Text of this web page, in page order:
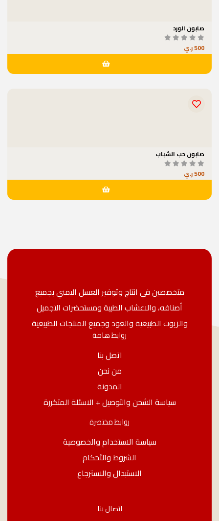
صابون الورد
500 ر.ي
صابون حب الشباب
500 ر.ي
متخصصين في انتاج وتوفير العسل اليمني بجميع
أصنافه، والاعشاب الطبية ومستحضرات التجميل
والزيوت الطبيعية والعود وجميع المنتجات الطبيعية
روابط هامة
اتصل بنا
من نحن
المدونة
سياسة الشحن والتوصيل + الاسئلة المتكررة
روابط مختصرة
سياسة الاستخدام والخصوصية
الشروط والأحكام
الاستبدال والاسترجاع
اتصال بنا